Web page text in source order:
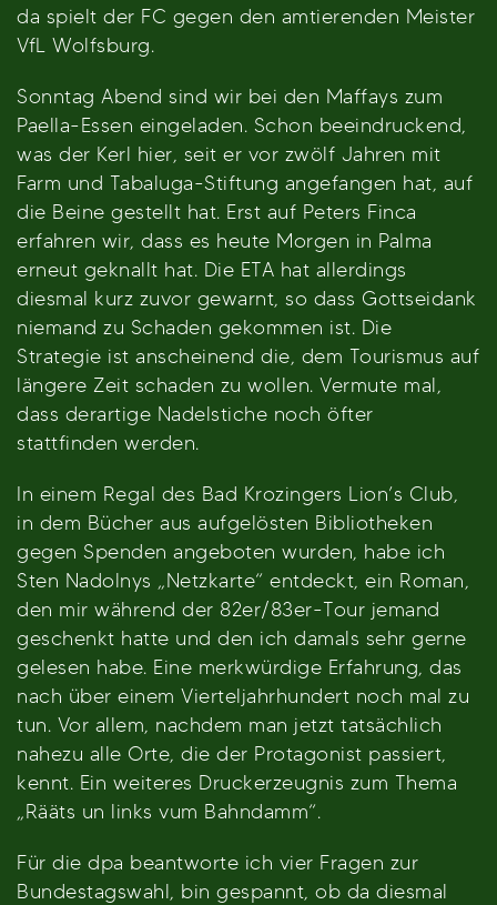
da spielt der FC gegen den amtierenden Meister
VfL Wolfsburg.
Sonntag Abend sind wir bei den Maffays zum
Paella-Essen eingeladen. Schon beeindruckend,
was der Kerl hier, seit er vor zwölf Jahren mit
Farm und Tabaluga-Stiftung angefangen hat, auf
die Beine gestellt hat. Erst auf Peters Finca
erfahren wir, dass es heute Morgen in Palma
erneut geknallt hat. Die ETA hat allerdings
diesmal kurz zuvor gewarnt, so dass Gottseidank
niemand zu Schaden gekommen ist. Die
Strategie ist anscheinend die, dem Tourismus auf
längere Zeit schaden zu wollen. Vermute mal,
dass derartige Nadelstiche noch öfter
stattfinden werden.
In einem Regal des Bad Krozingers Lion’s Club,
in dem Bücher aus aufgelösten Bibliotheken
gegen Spenden angeboten wurden, habe ich
Sten Nadolnys „Netzkarte“ entdeckt, ein Roman,
den mir während der 82er/83er-Tour jemand
geschenkt hatte und den ich damals sehr gerne
gelesen habe. Eine merkwürdige Erfahrung, das
nach über einem Vierteljahrhundert noch mal zu
tun. Vor allem, nachdem man jetzt tatsächlich
nahezu alle Orte, die der Protagonist passiert,
kennt. Ein weiteres Druckerzeugnis zum Thema
„Rääts un links vum Bahndamm“.
Für die dpa beantworte ich vier Fragen zur
Bundestagswahl, bin gespannt, ob da diesmal